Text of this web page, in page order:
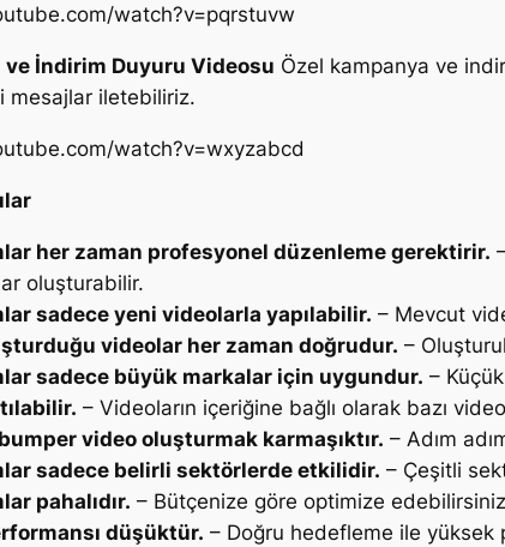
watch?v=pqrstuvw
ve İndirim Duyuru Videosu Özel kampanya ve
mesajlar iletebiliriz.
watch?v=wxyzabcd
her zaman profesyonel düzenleme gerektirir.
oluşturabilir.
sadece yeni videolarla yapılabilir. – Mevcut
videolar her zaman doğrudur. –
sadece büyük markalar için uygundur. –
– Videoların içeriğine bağlı olarak bazı
video oluşturmak karmaşıktır. – Adım
sadece belirli sektörlerde etkilidir. – Çeşitli
pahalıdır. – Bütçenize göre optimize
düşüktür. – Doğru hedefleme ile